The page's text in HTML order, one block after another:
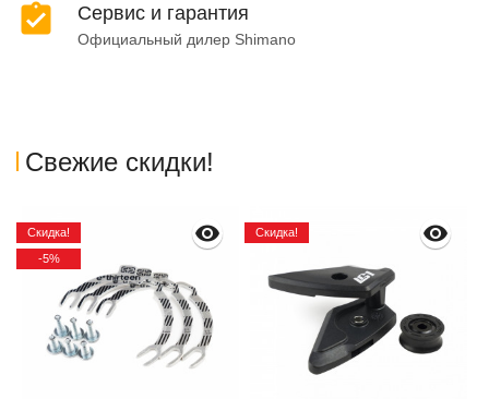
Сервис и гарантия
Официальный дилер Shimano
Свежие скидки!
Скидка!
-5%
Скидка!